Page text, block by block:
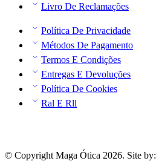
Livro De Reclamações
Política De Privacidade
Métodos De Pagamento
Termos E Condições
Entregas E Devoluções
Política De Cookies
Ral E Rll
© Copyright Maga Ótica 2026. Site by: